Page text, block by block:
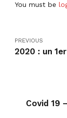
You must be
PREVIOUS
2020 : un
Covid 19